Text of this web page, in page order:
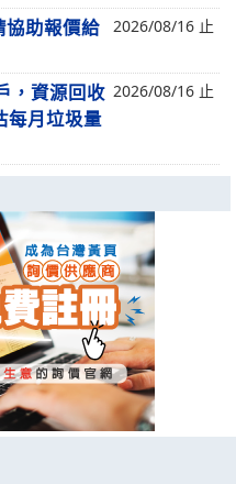
協助報價給
2026/08/16 止
，資源回收
每月垃圾量
2026/08/16 止